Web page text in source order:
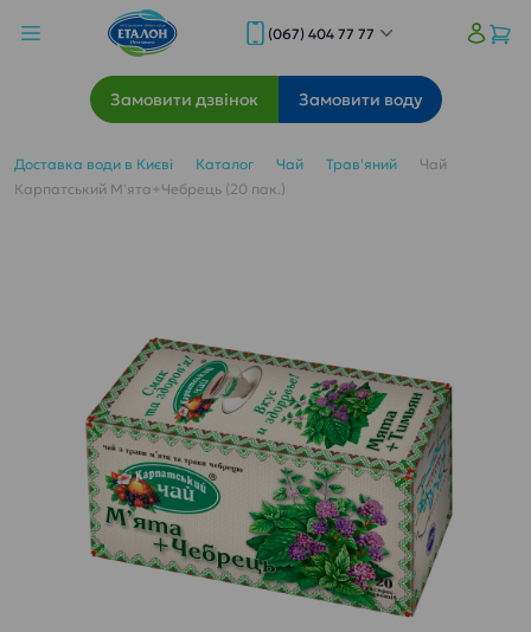
(067) 404 77 77
Замовити дзвінок Замовити воду
Доставка води в Києві Каталог Чай Трав'яний
Чай
Карпатський М'ята+Чебрець (20 пак.)